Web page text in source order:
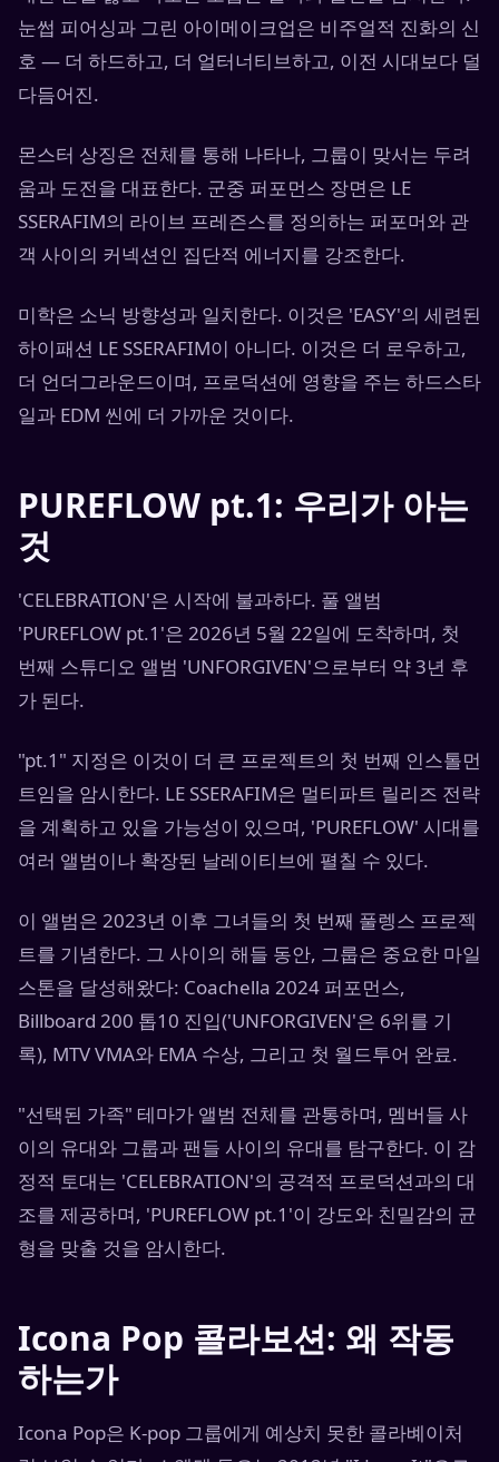
눈썹 피어싱과 그린 아이메이크업은 비주얼적 진화의 신
호 — 더 하드하고, 더 얼터너티브하고, 이전 시대보다 덜
다듬어진.
몬스터 상징은 전체를 통해 나타나, 그룹이 맞서는 두려
움과 도전을 대표한다. 군중 퍼포먼스 장면은 LE
SSERAFIM의 라이브 프레즌스를 정의하는 퍼포머와 관
객 사이의 커넥션인 집단적 에너지를 강조한다.
미학은 소닉 방향성과 일치한다. 이것은 'EASY'의 세련된
하이패션 LE SSERAFIM이 아니다. 이것은 더 로우하고,
더 언더그라운드이며, 프로덕션에 영향을 주는 하드스타
일과 EDM 씬에 더 가까운 것이다.
PUREFLOW pt.1: 우리가 아는
것
'CELEBRATION'은 시작에 불과하다. 풀 앨범
'PUREFLOW pt.1'은 2026년 5월 22일에 도착하며, 첫
번째 스튜디오 앨범 'UNFORGIVEN'으로부터 약 3년 후
가 된다.
"pt.1" 지정은 이것이 더 큰 프로젝트의 첫 번째 인스톨먼
트임을 암시한다. LE SSERAFIM은 멀티파트 릴리즈 전략
을 계획하고 있을 가능성이 있으며, 'PUREFLOW' 시대를
여러 앨범이나 확장된 날레이티브에 펼칠 수 있다.
이 앨범은 2023년 이후 그녀들의 첫 번째 풀렝스 프로젝
트를 기념한다. 그 사이의 해들 동안, 그룹은 중요한 마일
스톤을 달성해왔다: Coachella 2024 퍼포먼스,
Billboard 200 톱10 진입('UNFORGIVEN'은 6위를 기
록), MTV VMA와 EMA 수상, 그리고 첫 월드투어 완료.
"선택된 가족" 테마가 앨범 전체를 관통하며, 멤버들 사
이의 유대와 그룹과 팬들 사이의 유대를 탐구한다. 이 감
정적 토대는 'CELEBRATION'의 공격적 프로덕션과의 대
조를 제공하며, 'PUREFLOW pt.1'이 강도와 친밀감의 균
형을 맞출 것을 암시한다.
Icona Pop 콜라보션: 왜 작동
하는가
Icona Pop은 K-pop 그룹에게 예상치 못한 콜라볘이처